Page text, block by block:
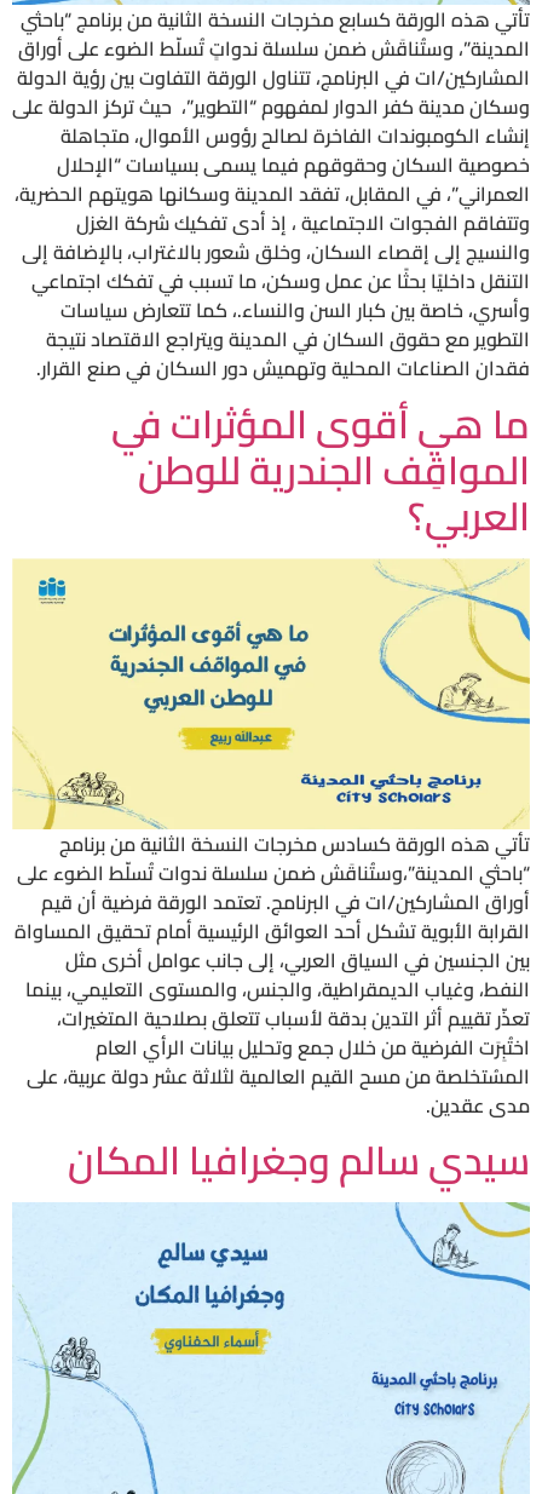
تأتي هذه الورقة كسابع مخرجات النسخة الثانية من برنامج “باحثي
المدينة”، وستُناقَش ضمن سلسلة ندواتٍ تُسلّط الضوء على أوراق
المشاركين/ات في البرنامج، تتناول الورقة التفاوت بين رؤية الدولة
وسكان مدينة كفر الدوار لمفهوم “التطوير”، حيث تركز الدولة على
إنشاء الكومبوندات الفاخرة لصالح رؤوس الأموال، متجاهلة
خصوصية السكان وحقوقهم فيما يسمى بسياسات “الإحلال
العمراني”، في المقابل، تفقد المدينة وسكانها هويتهم الحضرية،
وتتفاقم الفجوات الاجتماعية ، إذ أدى تفكيك شركة الغزل
والنسيج إلى إقصاء السكان، وخلق شعور بالاغتراب، بالإضافة إلى
التنقل داخليًا بحثًا عن عمل وسكن، ما تسبب في تفكك اجتماعي
وأسري، خاصة بين كبار السن والنساء.، كما تتعارض سياسات
التطوير مع حقوق السكان في المدينة ويتراجع الاقتصاد نتيجة
فقدان الصناعات المحلية وتهميش دور السكان في صنع القرار.
ما هي أقوى المؤثرات في
المواقِف الجندرية للوطن
العربي؟
تأتي هذه الورقة كسادس مخرجات النسخة الثانية من برنامج
“باحثي المدينة”،وستُناقَش ضمن سلسلة ندوات تُسلّط الضوء على
أوراق المشاركين/ات في البرنامج. تعتمد الورقة فرضية أن قيم
القرابة الأبوية تشكل أحد العوائق الرئيسية أمام تحقيق المساواة
بين الجنسين في السياق العربي، إلى جانب عوامل أخرى مثل
النفط، وغياب الديمقراطية، والجنس، والمستوى التعليمي، بينما
تعذّر تقييم أثر التدين بدقة لأسباب تتعلق بصلاحية المتغيرات،
اختُبِرَت الفرضية من خلال جمع وتحليل بيانات الرأي العام
المسُتخلصة من مسح القيم العالمية لثلاثة عشر دولة عربية، على
مدى عقدين.
سيدي سالم وجغرافيا المكان